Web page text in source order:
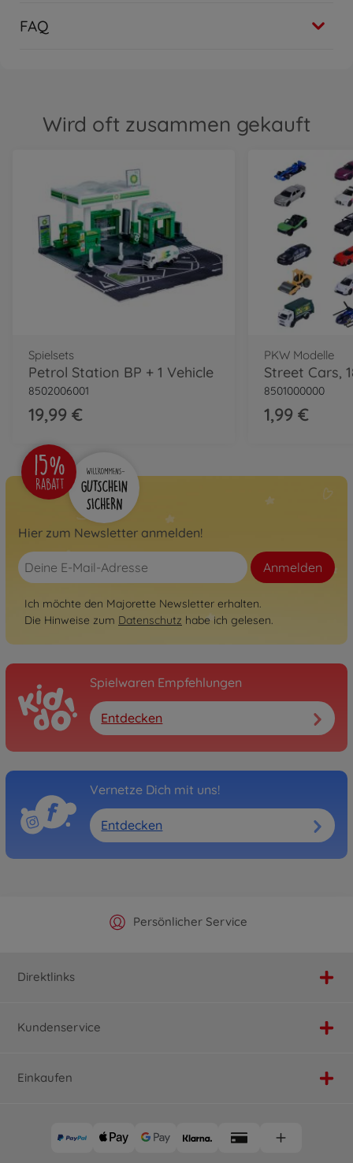
FAQ
Wird oft zusammen gekauft
Spielsets
Petrol Station BP + 1 Vehicle
8502006001
19,99 €
PKW Modelle
Street Cars,
8501000000
1,99 €
Hier zum Newsletter anmelden!
Anmelden
Ich möchte den Majorette Newsletter erhalten.
Die Hinweise zum Datenschutz habe ich gelesen.
Spielwaren Empfehlungen
Entdecken
Vernetze Dich mit uns!
Entdecken
Offizieller Hersteller Shop
Persönlicher Service
Versandkostenfrei ab 25€
Schnelle Lieferung
Direktlinks
Kundenservice
Einkaufen